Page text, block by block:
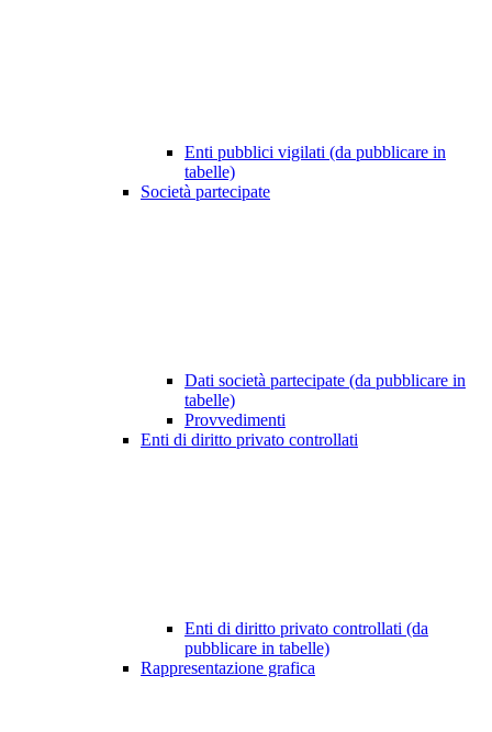
Enti pubblici vigilati (da pubblicare in
tabelle)
Società partecipate
Dati società partecipate (da pubblicare in
tabelle)
Provvedimenti
Enti di diritto privato controllati
Enti di diritto privato controllati (da
pubblicare in tabelle)
Rappresentazione grafica